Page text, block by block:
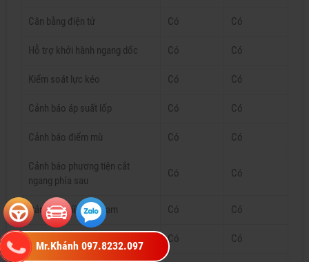
Cân bằng điện tử Có Có
Hỗ trợ khởi hành ngang dốc Có Có
Kiểm soát lực kéo Có Có
Cảnh báo áp suất lốp Có Có
Cảnh báo điểm mù Có Có
Cảnh báo phương tiện cắt
ngang phía sau
Có Có
Cảnh báo tiền va chạm Có Có
Cảnh báo chệch làn đường Có Có
Mr.Khánh 097.8232.097‬